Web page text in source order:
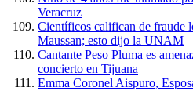
Veracruz
Científicos califican de fraude
Maussan; esto dijo la UNAM
Cantante Peso Pluma es
concierto en Tijuana
Emma Coronel Aispuro,